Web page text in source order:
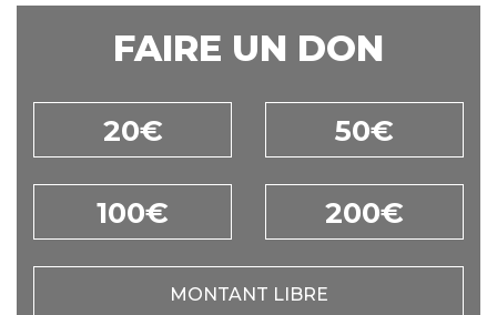
FAIRE UN DON
20€ 50€
100€ 200€
MONTANT LIBRE